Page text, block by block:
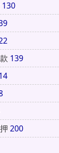
130
139
200